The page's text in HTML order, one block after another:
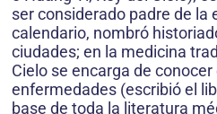
ser considerado padre de la
calendario, nombró
ciudades; en la medicina
Cielo se encarga de
enfermedades (escribió el
base de toda la literatura